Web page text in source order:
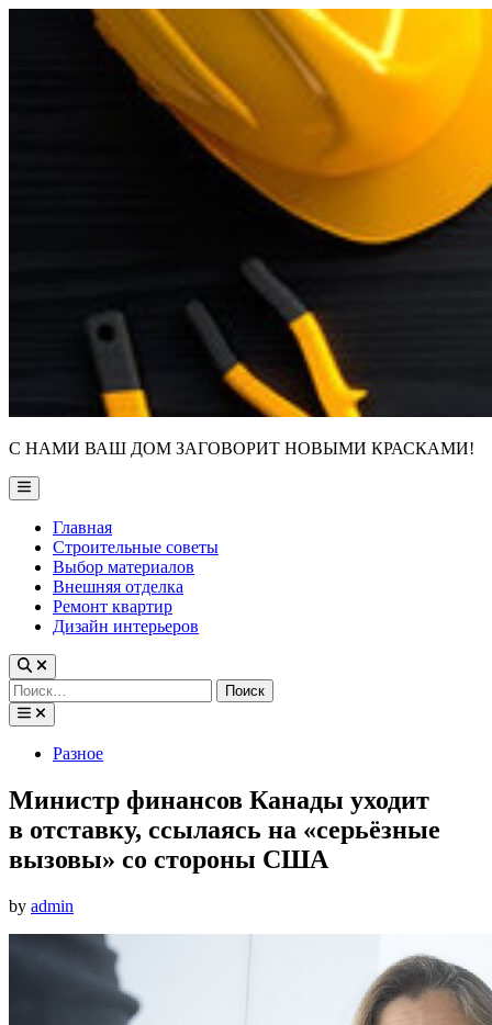
С НАМИ ВАШ ДОМ ЗАГОВОРИТ НОВЫМИ КРАСКАМИ!
Main
Menu
Главная
Строительные советы
Выбор материалов
Внешняя отделка
Ремонт квартир
Дизайн интерьеров
Найти:
PostedРазное
Министр финансов Канады уходит
в отставку, ссылаясь на «серьёзные
вызовы» со стороны США
by admin